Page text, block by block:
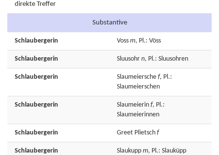
direkte Treffer
Substantive
Schlaubergerin Voss m, Pl.: Vöss
Schlaubergerin Sluusohr n, Pl.: Sluusohren
Schlaubergerin Slaumeiersche f, Pl.:
Slaumeierschen
Schlaubergerin Slaumeierin f, Pl.:
Slaumeierinnen
Schlaubergerin Greet Plietsch f
Schlaubergerin Slaukupp m, Pl.: Slauküpp